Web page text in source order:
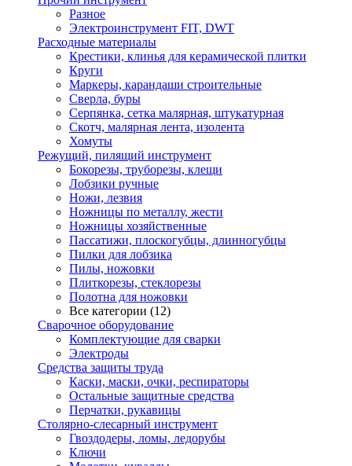
Разное
Электроинструмент FIT, DWT
Расходные материалы
Крестики, клинья для керамической плитки
Круги
Маркеры, карандаши строительные
Сверла, буры
Серпянка, сетка малярная, штукатурная
Скотч, малярная лента, изолента
Хомуты
Режущий, пилящий инструмент
Бокорезы, труборезы, клещи
Лобзики ручные
Ножи, лезвия
Ножницы по металлу, жести
Ножницы хозяйственные
Пассатижи, плоскогубцы, длинногубцы
Пилки для лобзика
Пилы, ножовки
Плиткорезы, стеклорезы
Полотна для ножовки
Все категории (12)
Сварочное оборудование
Комплектующие для сварки
Электроды
Средства защиты труда
Каски, маски, очки, респираторы
Остальные защитные средства
Перчатки, рукавицы
Столярно-слесарный инструмент
Гвоздодеры, ломы, ледорубы
Ключи